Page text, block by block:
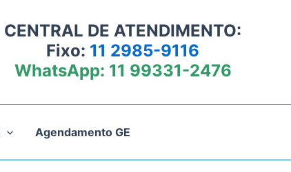
CENTRAL DE ATENDIMENTO:
Fixo: 11 2985-9116
WhatsApp: 11 99331-2476
Agendamento GE